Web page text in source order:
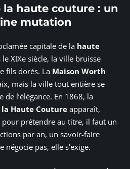
haute couture : un
mutation
capitale de la haute
XIXe siècle, la ville bruisse
fils dorés. La Maison Worth
mais la ville tout entière se
l’élégance. En 1868, la
Haute Couture apparaît,
pour prétendre au titre, il faut un
par an, un savoir-faire
négocie pas, elle s’exige.